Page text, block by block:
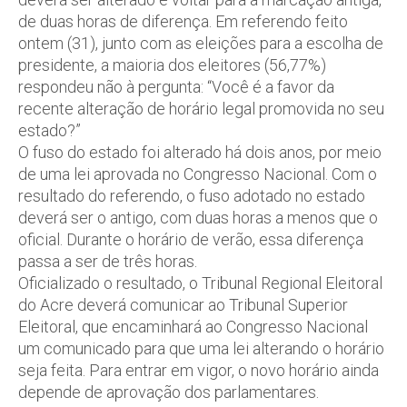
de duas horas de diferença. Em referendo feito
ontem (31), junto com as eleições para a escolha de
presidente, a maioria dos eleitores (56,77%)
respondeu não à pergunta: “Você é a favor da
recente alteração de horário legal promovida no seu
estado?”
O fuso do estado foi alterado há dois anos, por meio
de uma lei aprovada no Congresso Nacional. Com o
resultado do referendo, o fuso adotado no estado
deverá ser o antigo, com duas horas a menos que o
oficial. Durante o horário de verão, essa diferença
passa a ser de três horas.
Oficializado o resultado, o Tribunal Regional Eleitoral
do Acre deverá comunicar ao Tribunal Superior
Eleitoral, que encaminhará ao Congresso Nacional
um comunicado para que uma lei alterando o horário
seja feita. Para entrar em vigor, o novo horário ainda
depende de aprovação dos parlamentares.